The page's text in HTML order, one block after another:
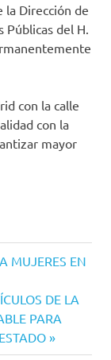
la Dirección de
Públicas del H.
con la calle
con la
mayor
MUJERES EN
DE LA
PARA